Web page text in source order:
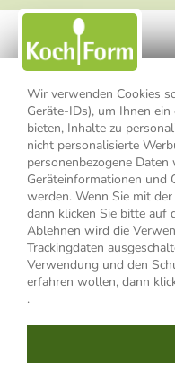
Wir verwenden Cookies
Geräte-IDs), um Ihnen
bieten, Inhalte zu
nicht personalisierte
personenbezogene
Geräteinformationen und
werden. Wenn Sie mit
dann klicken Sie bitte auf
Ablehnen wird die
Trackingdaten
Verwendung und den
erfahren wollen, dann
.
nicht erkennbar, welche
Einwilligung zur Nutzung
kann ich jederzeit mit
den Link "Abmelden" am
Option Newsletter im
Impressum
* Alle Preisangaben inkl.
Versandkosten, ab 49,90 €